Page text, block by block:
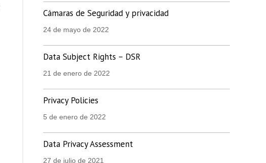
Cámaras de Seguridad y privacidad
24 de mayo de 2022
Data Subject Rights – DSR
21 de enero de 2022
Privacy Policies
5 de enero de 2022
Data Privacy Assessment
27 de julio de 2021